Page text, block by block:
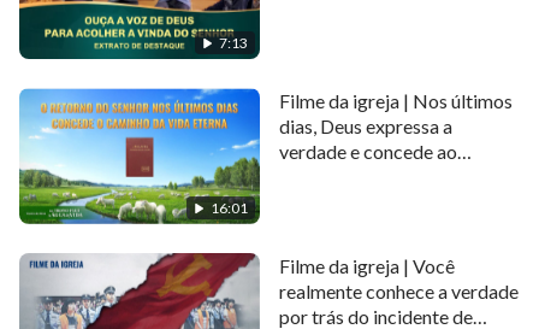
7:13
16:01
Filme da igreja | Nos últimos
dias, Deus expressa a
verdade e concede ao
Filme da igreja | Você
realmente conhece a verdade
por trás do incidente de